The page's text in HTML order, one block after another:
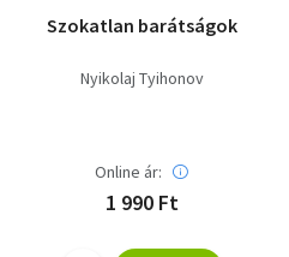
Szokatlan barátságok
Nyikolaj Tyihonov
Online ár:
1 990 Ft